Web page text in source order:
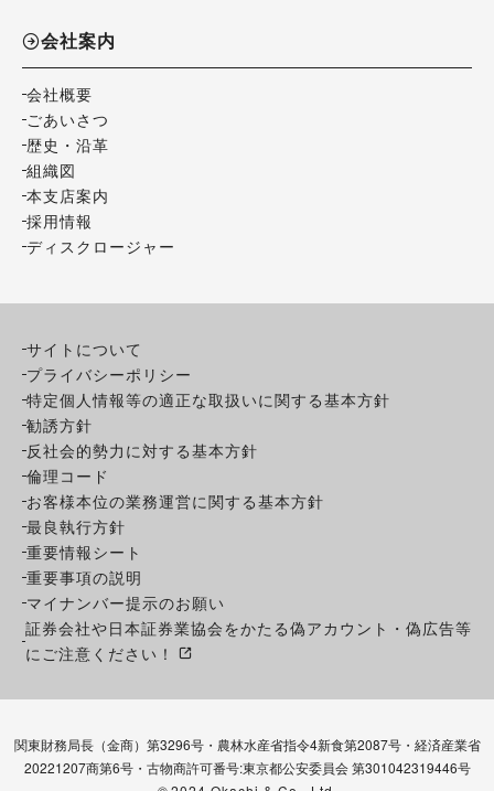
会社案内
会社概要
ごあいさつ
歴史・沿革
組織図
本支店案内
採用情報
ディスクロージャー
サイトについて
プライバシーポリシー
特定個人情報等の適正な取扱いに関する基本方針
勧誘方針
反社会的勢力に対する基本方針
倫理コード
お客様本位の業務運営に関する基本方針
最良執行方針
重要情報シート
重要事項の説明
マイナンバー提示のお願い
証券会社や日本証券業協会をかたる偽アカウント・偽広告等
にご注意ください！
関東財務局長（金商）第3296号・農林水産省指令4新食第2087号・経済産業省
20221207商第6号・古物商許可番号:東京都公安委員会 第301042319446号